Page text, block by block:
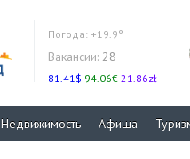
Погода: +19.9°
Вакансии: 28
81.41$ 94.06€ 21.86zł
Недвижимость Афиша